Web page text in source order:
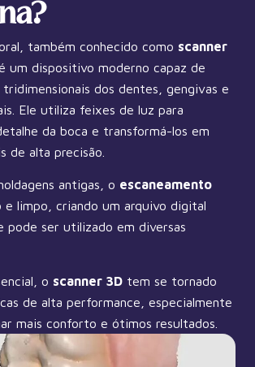
também conhecido como scanner
um dispositivo moderno capaz de
dos dentes, gengivas e
Ele utiliza feixes de luz para
da boca e transformá-los em
de alta precisão.
antigas, o escaneamento
e limpo, criando um arquivo digital
pode ser utilizado em diversas
o scanner 3D tem se tornado
de alta performance, especialmente
mais conforto e ótimos resultados.